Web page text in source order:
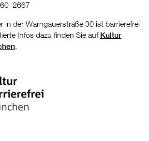
2667
in der Warngauerstraße 30 ist barrierefrei
Infos dazu finden Sie auf Kultur
.